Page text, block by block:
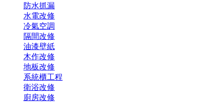
防水抓漏
水電改修
冷氣空調
隔間改修
油漆壁紙
木作改修
地板改修
系統櫃工程
衛浴改修
廚房改修